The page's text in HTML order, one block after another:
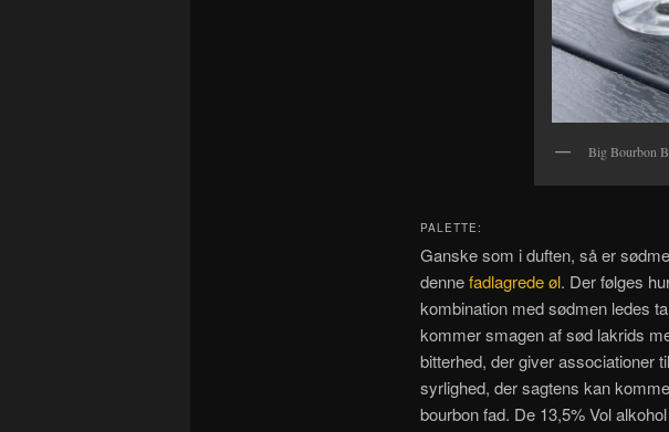
Big Bourbon
PALETTE:
Ganske som i duften, så er
dennefadlagrede øl. Der følges
kombination med sødmen ledes
kommer smagen af sød lakrids
bitterhed, der giver associationer
syrlighed, der sagtens kan
bourbon fad. De 13,5% Vol